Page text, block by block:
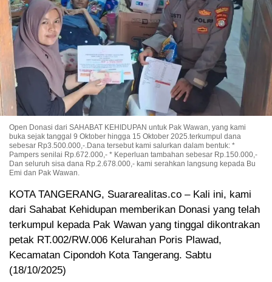
Open Donasi dari SAHABAT KEHIDUPAN untuk Pak Wawan, yang kami
buka sejak tanggal 9 Oktober hingga 15 Oktober 2025.terkumpul dana
sebesar Rp3.500.000,-.Dana tersebut kami salurkan dalam bentuk: *
Pampers senilai Rp.672.000,- * Keperluan tambahan sebesar Rp.150.000,-
Dan seluruh sisa dana Rp.2.678.000,- kami serahkan langsung kepada Bu
Emi dan Pak Wawan.
KOTA TANGERANG, Suararealitas.co – Kali ini, kami
dari Sahabat Kehidupan memberikan Donasi yang telah
terkumpul kepada Pak Wawan yang tinggal dikontrakan
petak RT.002/RW.006 Kelurahan Poris Plawad,
Kecamatan Cipondoh Kota Tangerang. Sabtu
(18/10/2025)